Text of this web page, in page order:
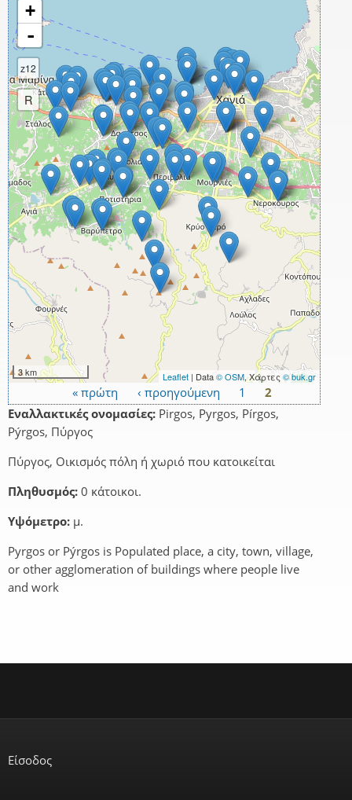
+
-
z12
R
3 km Leaflet | Data© OSM, Χάρτες© buk.gr
Σελίδες
« πρώτη ‹ προηγούμενη 1
2
Εναλλακτικές ονομασίες: Pirgos, Pyrgos, Pírgos,
Pýrgos, Πύργος
Πύργος, Οικισμός πόλη ή χωριό που κατοικείται
Πληθυσμός: 0 κάτοικοι.
Υψόμετρο: μ.
Pyrgos or Pýrgos is Populated place, a city, town, village,
or other agglomeration of buildings where people live
and work
Είσοδος